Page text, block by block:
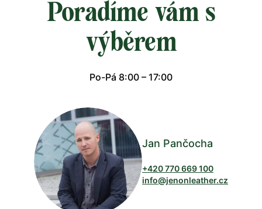
Poradíme vám s
výběrem
Po-Pá 8:00 – 17:00
Jan Pančocha
+420 770 669 100
info@jenonleather.cz